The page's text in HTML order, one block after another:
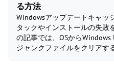
る方法
Windowsアップデートキャッ
タックやインストールの失敗
の記事では、OSから
ジャンクファイルをクリアす